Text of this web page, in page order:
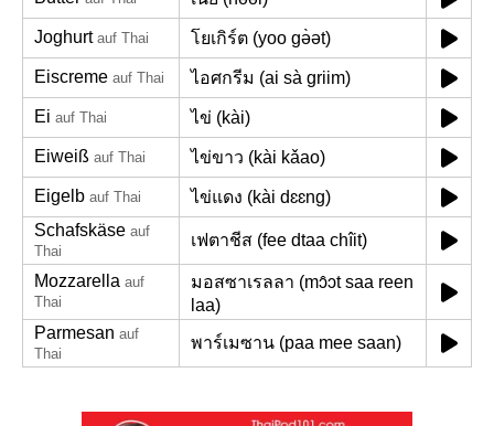
Joghurt auf Thai โยเกิร์ต (yoo gə̀ət)
Eiscreme auf Thai ไอศกรีม (ai sà griim)
Ei auf Thai ไข่ (kài)
Eiweiß auf Thai ไข่ขาว (kài kǎao)
Eigelb auf Thai
ไข่แดง (kài dɛɛng)
Schafskäse auf
Thai
เฟตาชีส (fee dtaa chîit)
Mozzarella auf
Thai
มอสซาเรลลา (mɔ̂ɔt saa reen
laa)
Parmesan auf
Thai
พาร์เมซาน (paa mee saan)